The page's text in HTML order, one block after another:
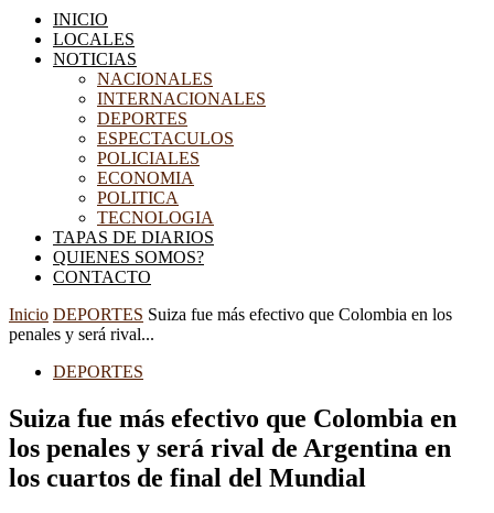
INICIO
LOCALES
NOTICIAS
NACIONALES
INTERNACIONALES
DEPORTES
ESPECTACULOS
POLICIALES
ECONOMIA
POLITICA
TECNOLOGIA
TAPAS DE DIARIOS
QUIENES SOMOS?
CONTACTO
Inicio DEPORTES Suiza fue más efectivo que Colombia en los
penales y será rival...
DEPORTES
Suiza fue más efectivo que Colombia en
los penales y será rival de Argentina en
los cuartos de final del Mundial